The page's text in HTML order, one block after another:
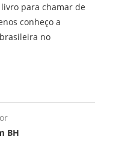
para chamar de
conheço a
no
BH